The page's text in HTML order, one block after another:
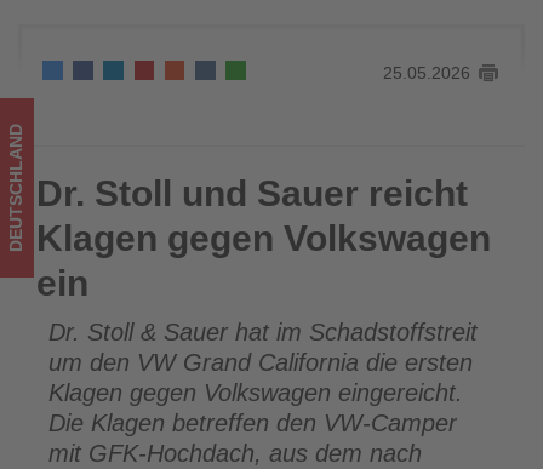
ein
-
Wissen,
was
im
Tourismus
los
ist!
25.05.2026
Dr. Stoll und Sauer reicht Klagen gegen Volkswagen ein
DEUTSCHLAND Dr. Stoll und Sauer reicht
Klagen gegen Volkswagen
ein
Dr. Stoll & Sauer hat im Schadstoffstreit
um den VW Grand California die ersten
Klagen gegen Volkswagen eingereicht.
Die Klagen betreffen den VW-Camper
mit GFK-Hochdach, aus dem nach